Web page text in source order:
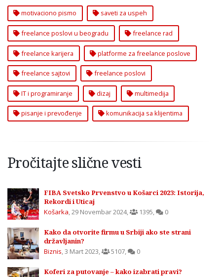
motivaciono pismo saveti za uspeh
freelance poslovi u beogradu freelance rad
freelance karijera platforme za freelance poslove
freelance sajtovi freelance poslovi
IT i programiranje dizaj multimedija
pisanje i prevođenje komunikacija sa klijentima
Pročitajte slične vesti
FIBA Svetsko Prvenstvo u Košarci 2023: Istorija,
Rekordi i Uticaj
Košarka,29 Novembar 2024, 1395, 0
Kako da otvorite firmu u Srbiji ako ste strani
državljanin?
Biznis,3 Mart 2023, 5107, 0
Koferi za putovanje – kako izabrati pravi?